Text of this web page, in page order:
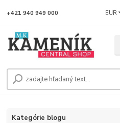
EUR
+421 940 949 000
Kategórie blogu